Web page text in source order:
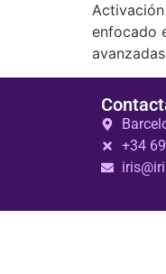
enfocado
+34